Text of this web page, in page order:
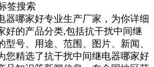
签搜索
器哪家好专业生产厂家，为你详细
好的产品分类,包括抗干扰中间继
号、用途、范围、图片、新闻、
您精选了抗干扰中间继电器哪家好